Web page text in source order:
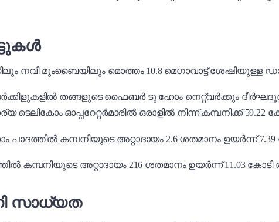
നവി മുംബൈയിലും മൊത്തം 10.8 മെഗാവാട്ട് ശേഷിയുള്ള
തങ്ങളുടെ ഫൈബർ ടു ഹോം നെറ്റ്‌വർക്കും
ഓപ്പറേറ്റർമാരിൽ ഒരാളിൽ നിന്ന് കമ്പനിക്ക്
പാദത്തിൽ കമ്പനിയുടെ അറ്റാദായം 2.6 ശതമാനം ഉയർന്ന്
കമ്പനിയുടെ അറ്റാദായം 216 ശതമാനം ഉയർന്ന് 11.03 കോടി
സാധ്യത